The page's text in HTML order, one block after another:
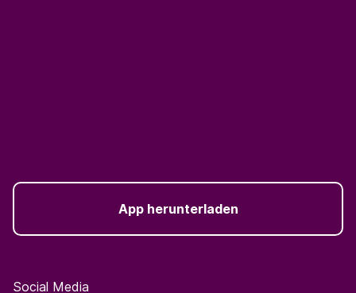
App herunterladen
Social Media